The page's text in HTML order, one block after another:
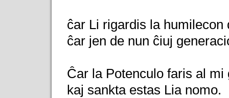
ĉar Li rigardis la humilecon
ĉar jen de nun ĉiuj
Ĉar la Potenculo faris al mi
kaj sankta estas Lia nomo.